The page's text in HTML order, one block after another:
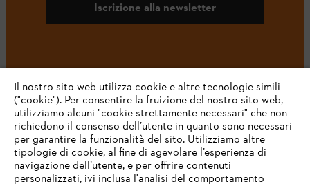
Iscrizione alla newsletter
Il nostro sito web utilizza cookie e altre tecnologie simili
("cookie"). Per consentire la fruizione del nostro sito web,
utilizziamo alcuni "cookie strettamente necessari" che non
richiedono il consenso dell’utente in quanto sono necessari
per garantire la funzionalità del sito. Utilizziamo altre
tipologie di cookie, al fine di agevolare l’esperienza di
navigazione dell’utente, e per offrire contenuti
personalizzati, ivi inclusa l'analisi del comportamento